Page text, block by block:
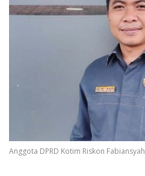
Anggota DPRD Kotim Riskon Fabiansyah